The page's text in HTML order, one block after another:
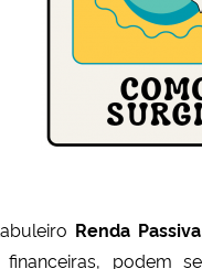
Renda Passiva
podem